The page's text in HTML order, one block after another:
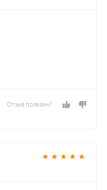
Отзыв полезен?
★ ★ ★ ★ ★